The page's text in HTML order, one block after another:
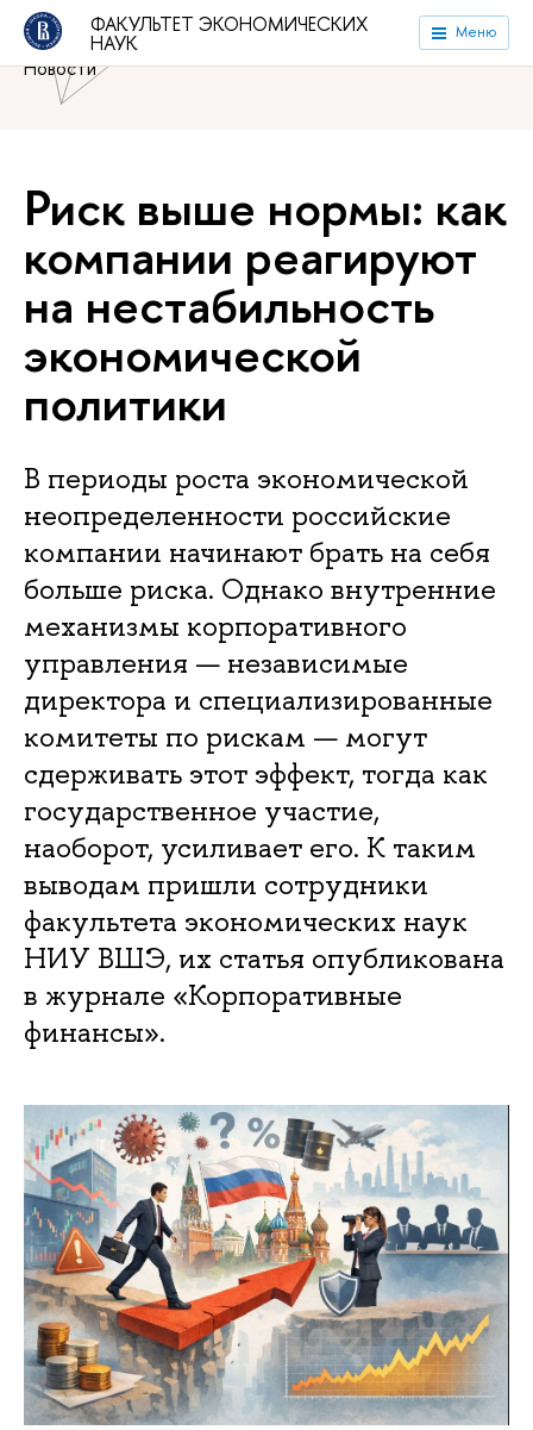
ФАКУЛЬТЕТ ЭКОНОМИЧЕСКИХ
НАУК Меню
Национальный исследовательский университет «Высшая
школа экономики»
Факультет экономических наук
Новости
Риск выше нормы: как
компании реагируют
на нестабильность
экономической
политики
В периоды роста экономической
неопределенности российские
компании начинают брать на себя
больше риска. Однако внутренние
механизмы корпоративного
управления — независимые
директора и специализированные
комитеты по рискам — могут
сдерживать этот эффект, тогда как
государственное участие,
наоборот, усиливает его. К таким
выводам пришли сотрудники
факультета экономических наук
НИУ ВШЭ, их статья опубликована
в журнале «Корпоративные
финансы».